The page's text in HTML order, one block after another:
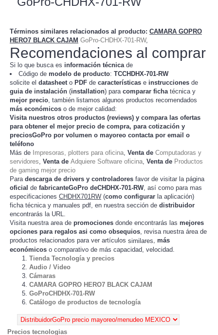
Términos similares relacionados al producto: CAMARA GOPRO
HERO7 BLACK CAJAM GoPro-CHDHX-701-RW,
Recomendaciones al comprar
Si lo que busca es información técnica de
Código de modelo de producto: TCCHDHX-701-RW
solicite el datasheet o PDF de características e instrucciones de
guia de instalación (installation) para comparar ficha técnica y
mejor precio , también listamos algunos productos recomendados
más económicos o de mejor calidad:
Visita nuestros otros productos (reviews) y compara las ofertas
para obtener el mejor precio de compra, para cotización y
preciosGoPro por volumen o mayoreo contacta por email o
teléfono
Más de Impresoras, plotters para oficina Venta de Computadoras y
servidores Venta de Adquiere Software oficina Venta de Productos
de gaming mejor precio
Para descarga de drivers y controladores favor de visitar la página
oficial de fabricanteGoPro deCHDHX-701-RW, así como para mas
especificaciones CHDHX701RW (como configurar la aplicación)
ficha técnica y manuales pdf, en nuestra sección de distribuidor
encontrarás la URL.
Visita nuestra area de promociones donde encontrarás las mejores
opciones para regalos asi como obsequios, revisa nuestra área de
productos relacionados para ver artículos similares, más
económicos o comparativo de más capacidad, velocidad.
Tienda Tecnología y precios
Audio / Video
Cámaras
CAMARA GOPRO HERO7 BLACK CAJAM
GoProCHDHX-701-RW
Catálogo de productos de tecnología
Precios tecnologias